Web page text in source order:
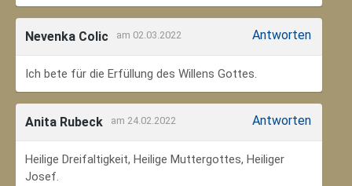
Nevenka Colic am 02.03.2022 Antworten
Ich bete für die Erfüllung des Willens Gottes.
Anita Rubeck am 24.02.2022 Antworten
Heilige Dreifaltigkeit, Heilige Muttergottes, Heiliger
Josef.